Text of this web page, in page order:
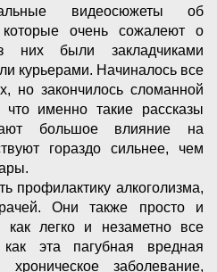
видеосюжеты об
очень сожалеют о
них были закладчиками
курьерами. Начиналось все
но закончилось сломанной
что именно такие рассказы
большое влияние на
гораздо сильнее, чем
профилактику алкоголизма,
Они также просто и
как легко и незаметно все
эта пагубная вредная
заболевание,